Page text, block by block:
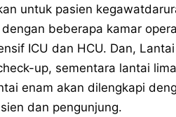
untuk pasien
beberapa kamar
ICU dan HCU. Dan,
up, sementara lantai
enam akan dilengkapi
dan pengunjung.